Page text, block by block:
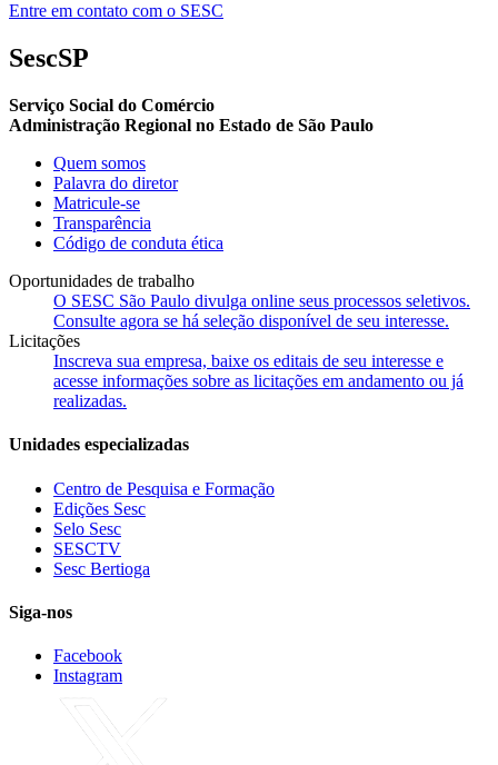
Entre em contato com o SESC
SescSP
Serviço Social do Comércio
Administração Regional no Estado de São Paulo
Quem somos
Palavra do diretor
Matricule-se
Transparência
Código de conduta ética
Oportunidades de trabalho
O SESC São Paulo divulga online seus processos seletivos.
Consulte agora se há seleção disponível de seu interesse.
Licitações
Inscreva sua empresa, baixe os editais de seu interesse e
acesse informações sobre as licitações em andamento ou já
realizadas.
Unidades especializadas
Centro de Pesquisa e Formação
Edições Sesc
Selo Sesc
SESCTV
Sesc Bertioga
Siga-nos
Facebook
Instagram